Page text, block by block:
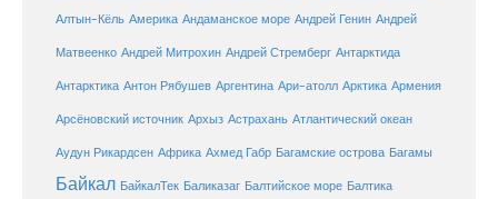
Алтын-Кёль Америка Андаманское море Андрей Генин Андрей
Матвеенко Андрей Митрохин Андрей Стремберг Антарктида
Антарктика Антон Рябушев Аргентина Ари-атолл Арктика Армения
Арсёновский источник Архыз Астрахань Атлантический океан
Аудун Рикардсен Африка Ахмед Габр Багамские острова Багамы
Байкал БайкалТек Баликазаг Балтийское море Балтика